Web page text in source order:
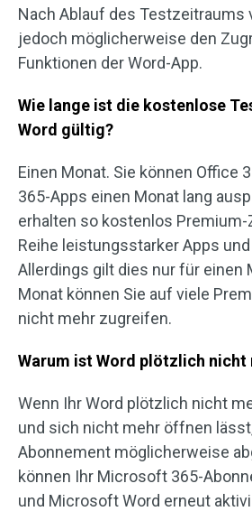
Nach Ablauf des Testzeitraums
jedoch möglicherweise den
Funktionen der Word-App.
Wie lange ist die kostenlose
Word gültig?
Einen Monat. Sie können Office
365-Apps einen Monat lang
erhalten so kostenlos
Reihe leistungsstarker Apps
Allerdings gilt dies nur für einen
Monat können Sie auf viele
nicht mehr zugreifen.
Warum ist Word plötzlich
Wenn Ihr Word plötzlich nicht
und sich nicht mehr öffnen
Abonnement möglicherweise
können Ihr Microsoft 365-
und Microsoft Word erneut